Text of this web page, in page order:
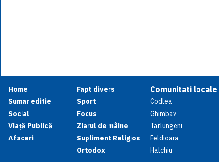
Home
Sumar editie
Social
Viață Publică
Afaceri
Fapt divers
Sport
Focus
Ziarul de mâine
Supliment Religios
Ortodox
Comunitati locale
Codlea
Ghimbav
Tarlungeni
Feldioara
Halchiu